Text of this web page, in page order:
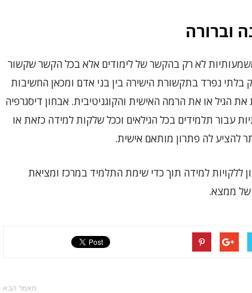
וברורה
לא רק בהקשר של לימודים אלא בכל הקשר שקשור
בלתי נפרד בתקשורת הישירה בין בני אדם ומכאן החשיבות
הגיל או את הרמה האישית והקוגניטיבית. אבחון דיסגרפיה
עבור תלמידים בכל הגילאים וככל שלקות למידה כזאת או
להציע לה פתרון מותאם אישית.
ללקויות למידה תוך כדי שימת התלמיד במרכז ומציאת
של ממצא.
מאמר הבא